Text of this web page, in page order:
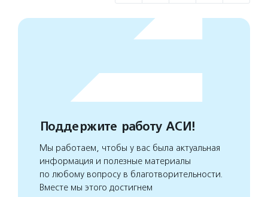
Поддержите работу АСИ!
Мы работаем, чтобы у вас была актуальная
информация и полезные материалы
по любому вопросу в благотворительности.
Вместе мы этого достигнем